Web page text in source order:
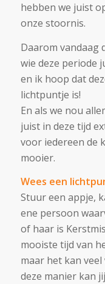
hebben we juist
onze stoornis.
Daarom vandaag
wie deze periode
en ik hoop dat
lichtpuntje is!
En als we nou
juist in deze tijd
voor iedereen de
mooier.
Wees een
Stuur een appje,
ene persoon
of haar is
mooiste tijd van
maar het kan
deze manier kan